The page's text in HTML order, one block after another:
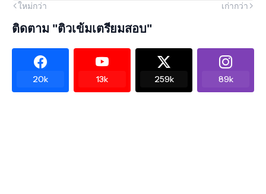
ใหม่กว่า เก่ากว่า
ติดตาม "ติวเข้มเตรียมสอบ"
20k 13k 259k 89k